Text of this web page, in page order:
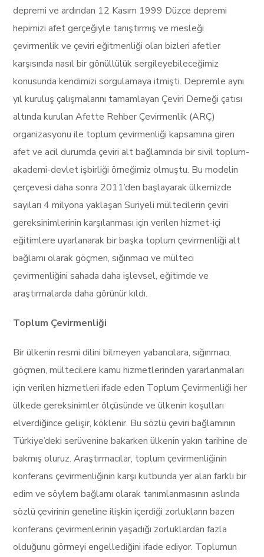
depremi ve ardından 12 Kasım 1999 Düzce depremi
hepimizi afet gerçeğiyle tanıştırmış ve mesleği
çevirmenlik ve çeviri eğitmenliği olan bizleri afetler
karşısında nasıl bir gönüllülük sergileyebileceğimiz
konusunda kendimizi sorgulamaya itmişti. Depremle aynı
yıl kuruluş çalışmalarını tamamlayan Çeviri Derneği çatısı
altında kurulan Afette Rehber Çevirmenlik (ARÇ)
organizasyonu ile toplum çevirmenliği kapsamına giren
afet ve acil durumda çeviri alt bağlamında bir sivil toplum-
akademi-devlet işbirliği örneğimiz olmuştu. Bu modelin
çerçevesi daha sonra 2011’den başlayarak ülkemizde
sayıları 4 milyona yaklaşan Suriyeli mültecilerin çeviri
gereksinimlerinin karşılanması için verilen hizmet-içi
eğitimlere uyarlanarak bir başka toplum çevirmenliği alt
bağlamı olarak göçmen, sığınmacı ve mülteci
çevirmenliğini sahada daha işlevsel, eğitimde ve
araştırmalarda daha görünür kıldı.
Toplum Çevirmenliği
Bir ülkenin resmi dilini bilmeyen yabancılara, sığınmacı,
göçmen, mültecilere kamu hizmetlerinden yararlanmaları
için verilen hizmetleri ifade eden Toplum Çevirmenliği her
ülkede gereksinimler ölçüsünde ve ülkenin koşulları
elverdiğince gelişir, köklenir. Bu sözlü çeviri bağlamının
Türkiye’deki serüvenine bakarken ülkenin yakın tarihine de
bakmış oluruz. Araştırmacılar, toplum çevirmenliğinin
konferans çevirmenliğinin karşı kutbunda yer alan farklı bir
edim ve söylem bağlamı olarak tanımlanmasının aslında
sözlü çevirinin geneline ilişkin içerdiği zorlukların bazen
konferans çevirmenlerinin yaşadığı zorluklardan fazla
olduğunu görmeyi engellediğini ifade ediyor. Toplumun